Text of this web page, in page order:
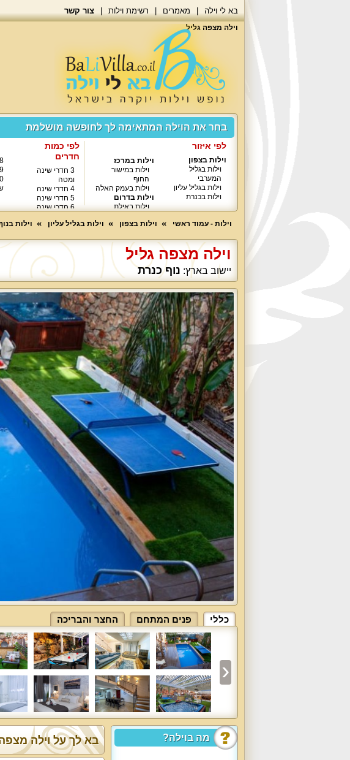
בא לי וילה מאמרים רשימת וילות צור קשר
וילה מצפה גליל
בחר את הוילה המתאימה לך לחופשה מושלמת
לפי איזור
וילות בצפון
וילות בגליל
המערבי
וילות בגליל עליון
וילות בכנרת
וילות במרכז
וילות במישור
החוף
וילות בעמק האלה
וילות בדרום
וילות באילת
לפי כמות
חדרים
3 חדרי שינה
ומטה
4 חדרי שינה
5 חדרי שינה
6 חדרי שינה
8 חדרי שינה
9 חדרי שינה
וילות - עמוד ראשי
וילות בצפון וילות בגליל עליון וילות
וילה מצפה גליל
יישוב בארץ: נוף כנרת
כללי פנים המתחם החצר והבריכה
מה בוילה? בא לך על וילה